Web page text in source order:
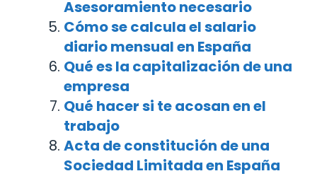
Asesoramiento necesario
Cómo se calcula el salario
diario mensual en España
Qué es la capitalización de una
empresa
Qué hacer si te acosan en el
trabajo
Acta de constitución de una
Sociedad Limitada en España